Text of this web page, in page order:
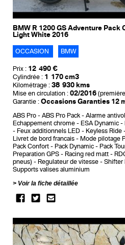
BMW R 1200 GS Adventure Pack
Light White 2016
OCCASION BMW
Prix : 12 490 €
Cylindrée : 1 170 cm3
Kilométrage : 38 930 kms
Mise en circulation : 02/2016
Garantie : Occasions Garanties 12
ABS Pro ABS Pro Pack Alarme antivol
Echappement chrome
ESA Dynamic
Feux additionnels LED
Keyless Ride
Livret de bord francais
Mode pilotage
Pack Confort
Pack Dynamic Pack
Preparation GPS
Racing red matt
pneus)
Regulateur de vitesse Shifter
Supports valises aluminium
Voir la fiche détaillée